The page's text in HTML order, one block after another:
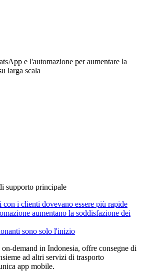
e l'automazione per aumentare la
larga scala
supporto principale
i clienti dovevano essere più rapide
aumentano la soddisfazione dei
sono solo l'inizio
demand in Indonesia, offre consegne di
ad altri servizi di trasporto
app mobile.